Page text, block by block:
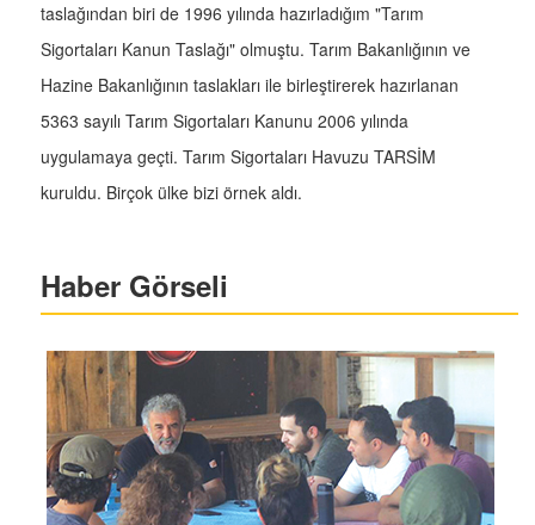
taslağından biri de 1996 yılında hazırladığım "Tarım
Sigortaları Kanun Taslağı" olmuştu. Tarım Bakanlığının ve
Hazine Bakanlığının taslakları ile birleştirerek hazırlanan
5363 sayılı Tarım Sigortaları Kanunu 2006 yılında
uygulamaya geçti. Tarım Sigortaları Havuzu TARSİM
kuruldu. Birçok ülke bizi örnek aldı.
Haber Görseli